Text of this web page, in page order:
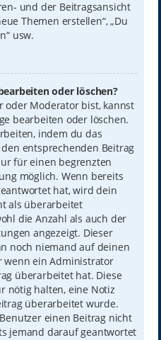
und der Beitragsansicht
Themen erstellen“, „Du
usw.
oder löschen?
Moderator bist, kannst
bearbeiten oder löschen.
indem du das
entsprechenden Beitrag
für einen begrenzten
möglich. Wenn bereits
hat, wird dein
als überarbeitet
die Anzahl als auch der
angezeigt. Dieser
noch niemand auf deinen
wenn ein Administrator
überarbeitet hat. Diese
nötig halten, eine Notiz
überarbeitet wurde.
einen Beitrag nicht
jemand darauf geantwortet